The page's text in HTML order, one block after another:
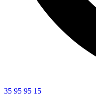
35 95 95 15